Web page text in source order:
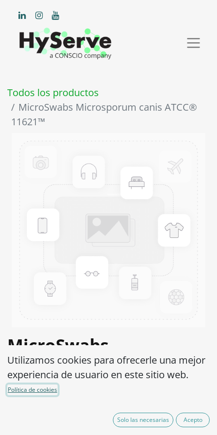
Todos los productos
MicroSwabs Microsporum canis ATCC®
11621™
MicroSwabs
Microsporum canis
ATCC® 11621™
IVA excluido
Utilizamos cookies para ofrecerle una mejor
experiencia de usuario en este sitio web.
Política de cookies
Solo las necesarias Acepto